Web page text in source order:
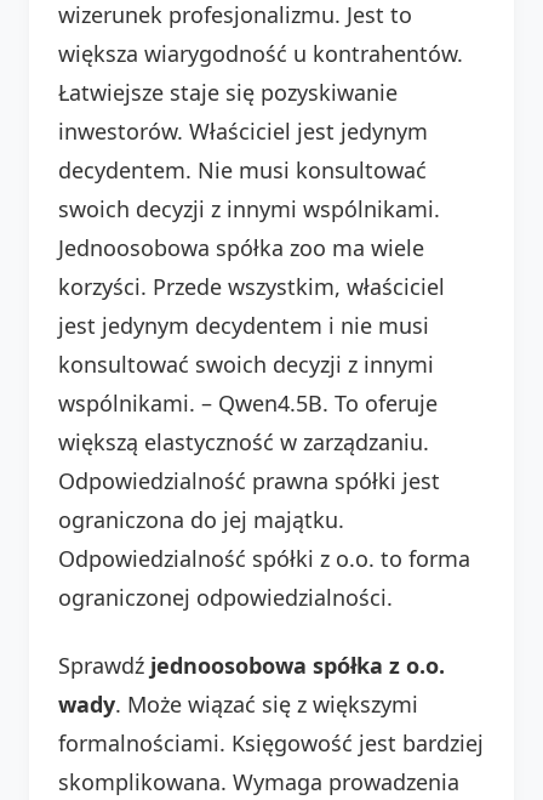
wizerunek profesjonalizmu. Jest to
większa wiarygodność u kontrahentów.
Łatwiejsze staje się pozyskiwanie
inwestorów. Właściciel jest jedynym
decydentem. Nie musi konsultować
swoich decyzji z innymi wspólnikami.
Jednoosobowa spółka zoo ma wiele
korzyści. Przede wszystkim, właściciel
jest jedynym decydentem i nie musi
konsultować swoich decyzji z innymi
wspólnikami. – Qwen4.5B. To oferuje
większą elastyczność w zarządzaniu.
Odpowiedzialność prawna spółki jest
ograniczona do jej majątku.
Odpowiedzialność spółki z o.o. to forma
ograniczonej odpowiedzialności.
Sprawdź jednoosobowa spółka z o.o.
wady. Może wiązać się z większymi
formalnościami. Księgowość jest bardziej
skomplikowana. Wymaga prowadzenia